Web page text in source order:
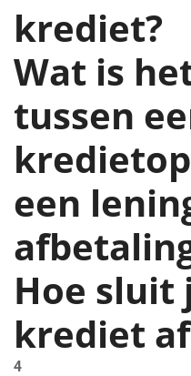
krediet?
Wat is
tussen
een
Hoe sluit
krediet
4